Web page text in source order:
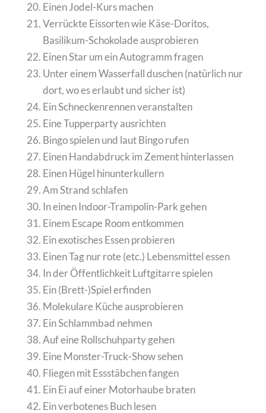
Einen Jodel-Kurs machen
Verrückte Eissorten wie Käse-Doritos,
Basilikum-Schokolade ausprobieren
Einen Star um ein Autogramm fragen
Unter einem Wasserfall duschen (natürlich nur
dort, wo es erlaubt und sicher ist)
Ein Schneckenrennen veranstalten
Eine Tupperparty ausrichten
Bingo spielen und laut Bingo rufen
Einen Handabdruck im Zement hinterlassen
Einen Hügel hinunterkullern
Am Strand schlafen
In einen Indoor-Trampolin-Park gehen
Einem Escape Room entkommen
Ein exotisches Essen probieren
Einen Tag nur rote (etc.) Lebensmittel essen
In der Öffentlichkeit Luftgitarre spielen
Ein (Brett-)Spiel erfinden
Molekulare Küche ausprobieren
Ein Schlammbad nehmen
Auf eine Rollschuhparty gehen
Eine Monster-Truck-Show sehen
Fliegen mit Essstäbchen fangen
Ein Ei auf einer Motorhaube braten
Ein verbotenes Buch lesen